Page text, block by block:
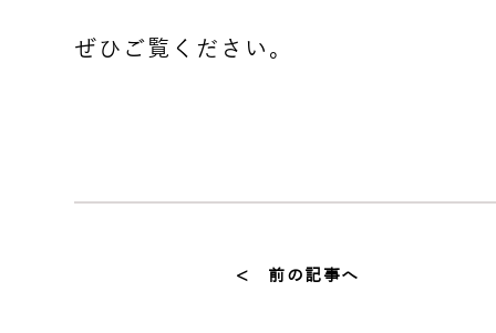
ぜひご覧ください。
< 前の記事へ